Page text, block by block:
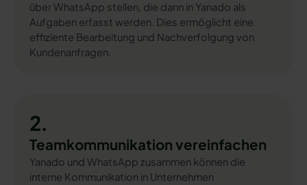
über WhatsApp stellen, die dann in Yanado als
Aufgaben erfasst werden. Dies ermöglicht eine
effiziente Bearbeitung und Nachverfolgung von
Kundenanfragen.
2.
Teamkommunikation vereinfachen
Yanado und WhatsApp zusammen können die
interne Kommunikation in Unternehmen